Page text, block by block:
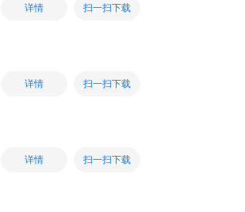
详情 扫一扫下载
详情 扫一扫下载
详情 扫一扫下载